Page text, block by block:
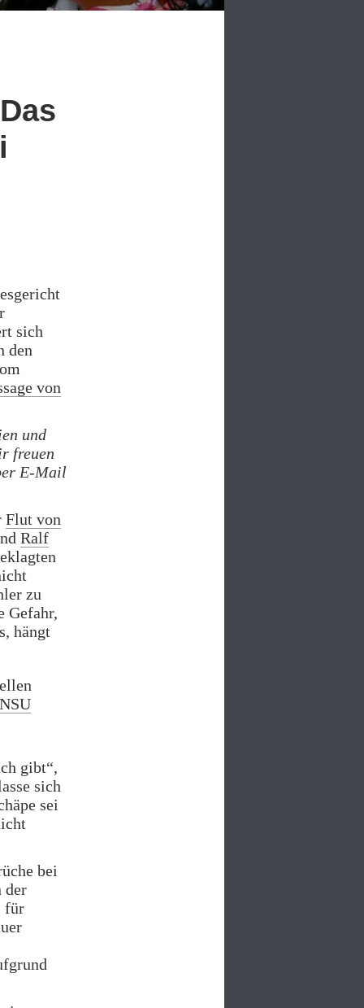
sich
den
von
und
freuen
E-Mail
Flut von
Ralf
zu
Gefahr,
hängt
gibt“,
sich
sei
bei
der
für